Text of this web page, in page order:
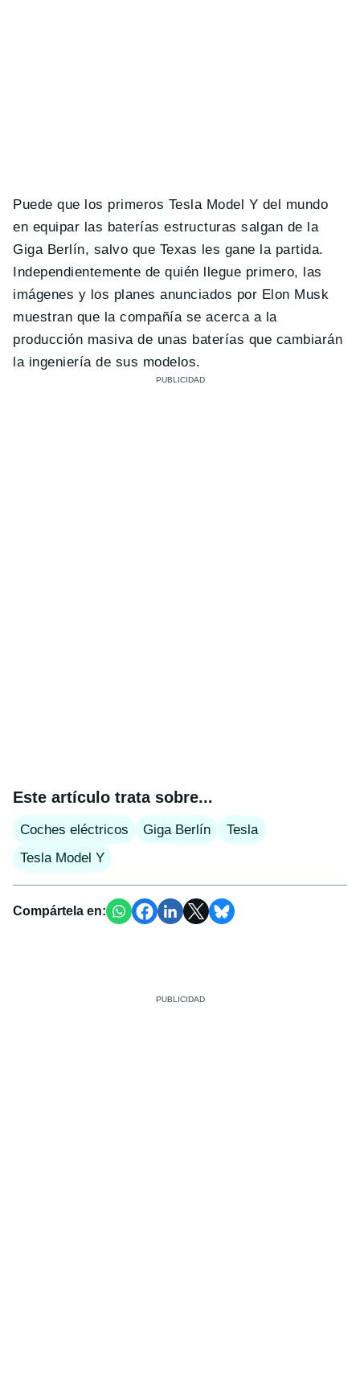
Puede que los primeros Tesla Model Y del mundo
en equipar las baterías estructuras salgan de la
Giga Berlín, salvo que Texas les gane la partida.
Independientemente de quién llegue primero, las
imágenes y los planes anunciados por Elon Musk
muestran que la compañía se acerca a la
producción masiva de unas baterías que cambiarán
la ingeniería de sus modelos.
Este artículo trata sobre...
Coches eléctricos Giga Berlín
Tesla
Tesla Model Y
Compártela en: